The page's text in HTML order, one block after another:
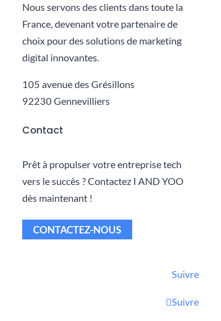
Nous servons des clients dans toute la
France, devenant votre partenaire de
choix pour des solutions de marketing
digital innovantes.
105 avenue des Grésillons
92230 Gennevilliers
Contact
Prêt à propulser votre entreprise tech
vers le succès ? Contactez I AND YOO
dès maintenant !
CONTACTEZ-NOUS
Suivre
Suivre